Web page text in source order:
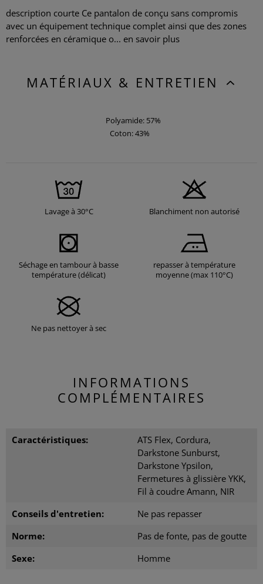
description courte Ce pantalon de conçu sans compromis
avec un équipement technique complet ainsi que des zones
renforcées en céramique o... en savoir plus
MATÉRIAUX & ENTRETIEN
Polyamide: 57%
Coton: 43%
Lavage à 30°C Blanchiment non autorisé
Séchage en tambour à basse
température (délicat)
repasser à température
moyenne (max 110°C)
Ne pas nettoyer à sec
INFORMATIONS
COMPLÉMENTAIRES
Caractéristiques:
ATS Flex, Cordura,
Darkstone Sunburst,
Darkstone Ypsilon,
Fermetures à glissière YKK,
Fil à coudre Amann, NIR
Conseils d'entretien:
Ne pas repasser
Norme:
Pas de fonte, pas de goutte
Sexe:
Homme